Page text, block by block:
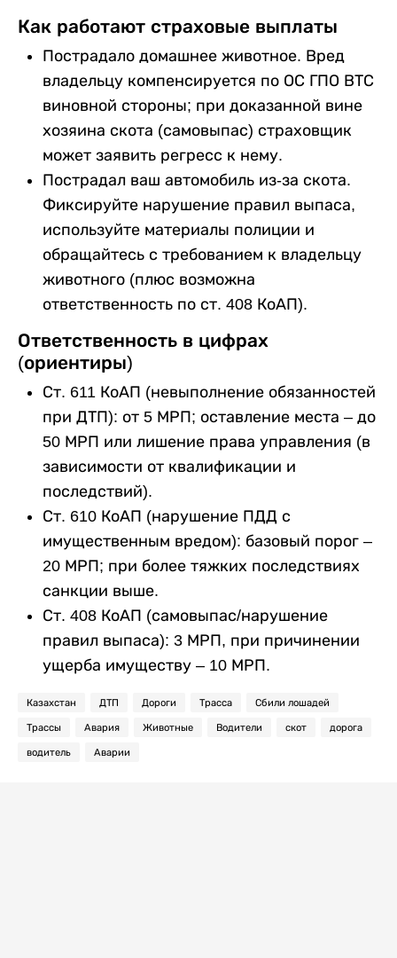
Как работают страховые выплаты
Пострадало домашнее животное. Вред
владельцу компенсируется по ОС ГПО ВТС
виновной стороны; при доказанной вине
хозяина скота (самовыпас) страховщик
может заявить регресс к нему.
Пострадал ваш автомобиль из-за скота.
Фиксируйте нарушение правил выпаса,
используйте материалы полиции и
обращайтесь с требованием к владельцу
животного (плюс возможна
ответственность по ст. 408 КоАП).
Ответственность в цифрах
(ориентиры)
Ст. 611 КоАП (невыполнение обязанностей
при ДТП): от 5 МРП; оставление места – до
50 МРП или лишение права управления (в
зависимости от квалификации и
последствий).
Ст. 610 КоАП (нарушение ПДД с
имущественным вредом): базовый порог –
20 МРП; при более тяжких последствиях
санкции выше.
Ст. 408 КоАП (самовыпас/нарушение
правил выпаса): 3 МРП, при причинении
ущерба имуществу – 10 МРП.
Казахстан ДТП Дороги Трасса Сбили лошадей
Трассы Авария Животные Водители скот дорога
водитель Аварии